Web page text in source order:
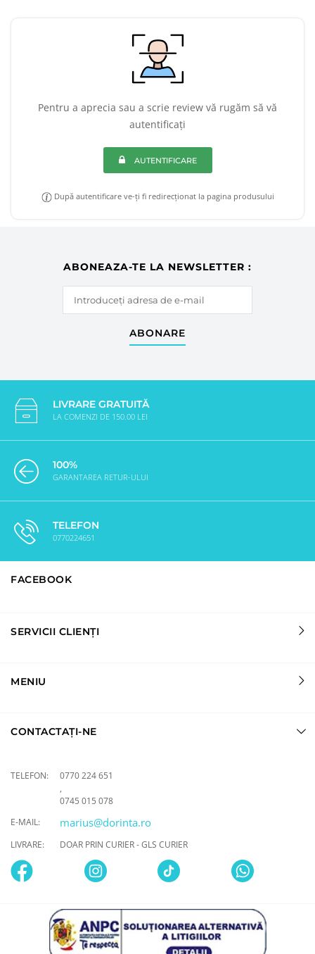
Pentru a aprecia sau a scrie review vă rugăm să vă
autentificați
AUTENTIFICARE
După autentificare ve-ți fi redirecționat la pagina produsului
ABONEAZA-TE LA NEWSLETTER :
ABONARE
LIVRARE GRATUITĂ
LA COMENZI DE 150.00 LEI
100%
GARANTAREA RETUR-ULUI
TELEFON
0770224651
FACEBOOK
SERVICII CLIENȚI
MENIU
CONTACTAȚI-NE
TELEFON:
0770 224 651
,
0745 015 078
E-MAIL:
marius@dorinta.ro
LIVRARE: DOAR PRIN CURIER - GLS CURIER